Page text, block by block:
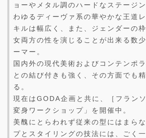
ョーやメタル調のハードなステージ
わゆるディーヴァ系の華やかな王道
キルは幅広く、また、ジェンダーの
女両方の性を演じることが出来る数
ーマー。
国内外の現代美術およびコンテンポ
との結び付きも強く、その方面でも
る。
現在はGODA企画と共に、［フラン
変身ワークショップ」を開催中。
美醜にとらわれず従来の型にはまら
プとスタイリングの技法には、ごく